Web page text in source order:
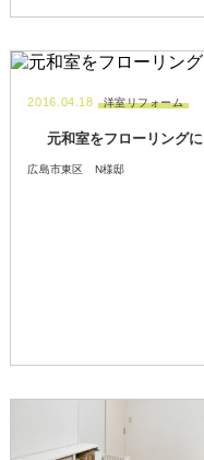
2016.04.18 洋室リフォーム
元和室をフローリングに
広島市東区 N様邸